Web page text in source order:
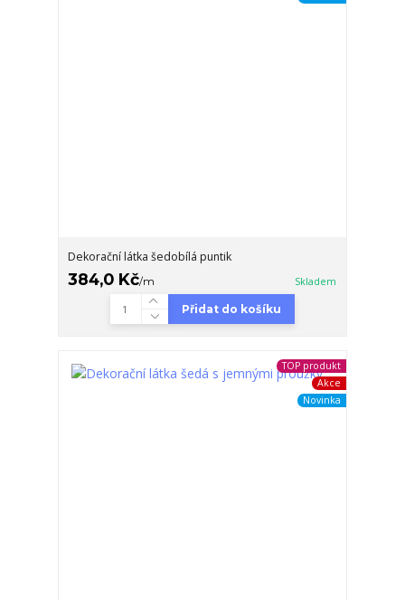
Dekorační látka šedobílá puntik
384,0 Kč/m Skladem
Přidat do košíku
TOP produkt
Akce
Novinka